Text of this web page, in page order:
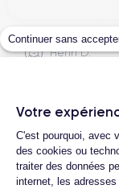
Continuer sans
Votre
Plateforme
C'est pourquoi, avec
des cookies ou
traiter des données
internet, les
Henri D.
Ambroise V.